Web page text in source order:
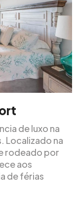
de luxo na
Localizado na
rodeado por
aos
de férias